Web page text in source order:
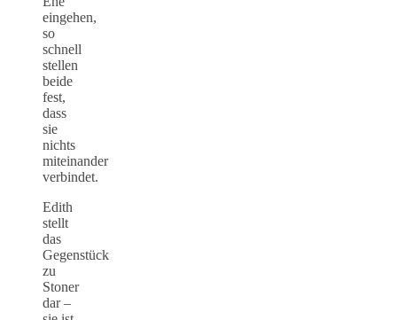
eingehen,
so
schnell
stellen
beide
fest,
dass
sie
nichts
miteinander
verbindet.
Edith
stellt
das
Gegenstück
zu
Stoner
dar –